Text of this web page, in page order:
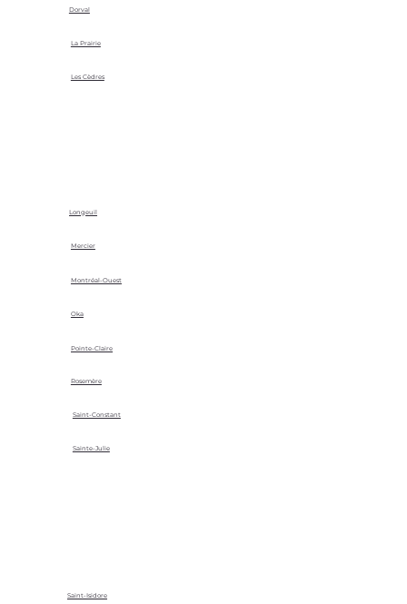
Dorval
La Prairie
Les Cèdres
Longeuil
Mercier
Montréal-Ouest
Oka
Pointe-Claire
Rosemère
Saint-Constant
Sainte-Julie
Saint-Isidore